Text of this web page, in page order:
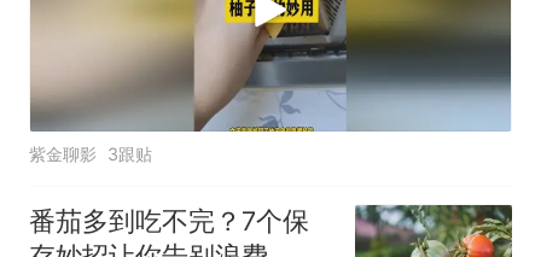
紫金聊影 3跟贴
番茄多到吃不完？7个保